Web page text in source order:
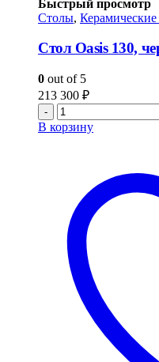
Быстрый просмотр
Столы,
Стол Oasis 130,
0 out of 5
213 300 ₽
-
В корзину